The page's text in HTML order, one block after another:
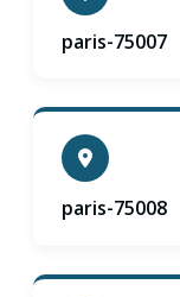
paris-75007
paris-75008